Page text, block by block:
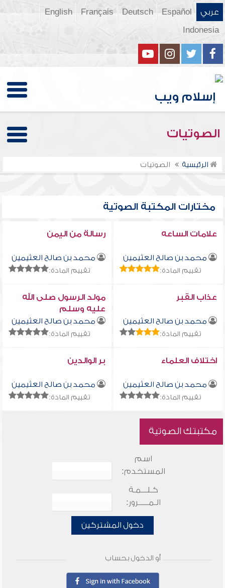
عربي Español
Deutsch
Français
English
Indonesia
الصوتيات
الرئيسية الصوتيات
مختارات المكتبة الصوتية
علامات الساعه
محمد بن صالح العثيمين
تقييم المادة:
رسالة من اليمن
محمد بن صالح العثيمين
تقييم المادة:
عذاب القبر
محمد بن صالح العثيمين
تقييم المادة:
مولد الرسول صلى الله
عليه وسلم
محمد بن صالح العثيمين
تقييم المادة:
اختلاف العلماء
محمد بن صالح العثيمين
تقييم المادة:
بر الوالدين
محمد بن صالح العثيمين
تقييم المادة:
مكتبتك الصوتية
اسم
المستخدم:
كـلـــمـة
الـمـــــرور:
دخول المشتركين
أو الدخول بحساب